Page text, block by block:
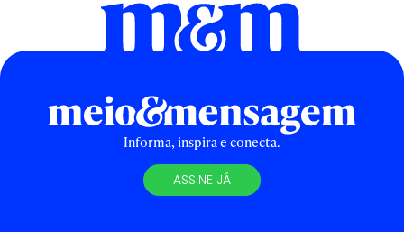
Informa, inspira e conecta.
ASSINE JÁ